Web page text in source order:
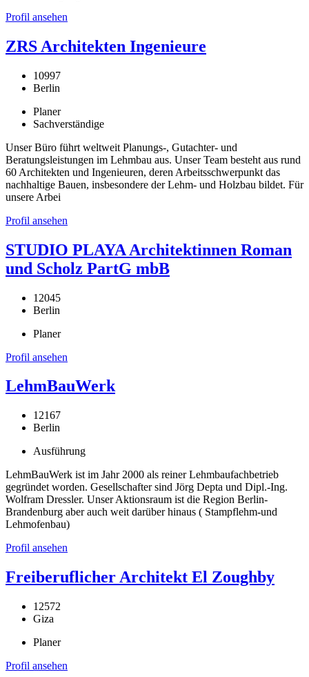
Profil ansehen
ZRS Architekten Ingenieure
10997
Berlin
Planer
Sachverständige
Unser Büro führt weltweit Planungs-, Gutachter- und
Beratungsleistungen im Lehmbau aus. Unser Team besteht aus rund
60 Architekten und Ingenieuren, deren Arbeitsschwerpunkt das
nachhaltige Bauen, insbesondere der Lehm- und Holzbau bildet. Für
unsere Arbei
Profil ansehen
STUDIO PLAYA Architektinnen Roman
und Scholz PartG mbB
12045
Berlin
Planer
Profil ansehen
LehmBauWerk
12167
Berlin
Ausführung
LehmBauWerk ist im Jahr 2000 als reiner Lehmbaufachbetrieb
gegründet worden. Gesellschafter sind Jörg Depta und Dipl.-Ing.
Wolfram Dressler. Unser Aktionsraum ist die Region Berlin-
Brandenburg aber auch weit darüber hinaus ( Stampflehm-und
Lehmofenbau)
Profil ansehen
Freiberuflicher Architekt El Zoughby
12572
Giza
Planer
Profil ansehen